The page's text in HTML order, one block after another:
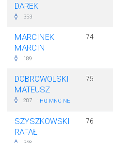
DAREK
353
MARCINEK
MARCIN
189
74
DOBROWOLSKI
MATEUSZ
287 · HQ MNC NE
75
SZYSZKOWSKI
RAFAŁ
76